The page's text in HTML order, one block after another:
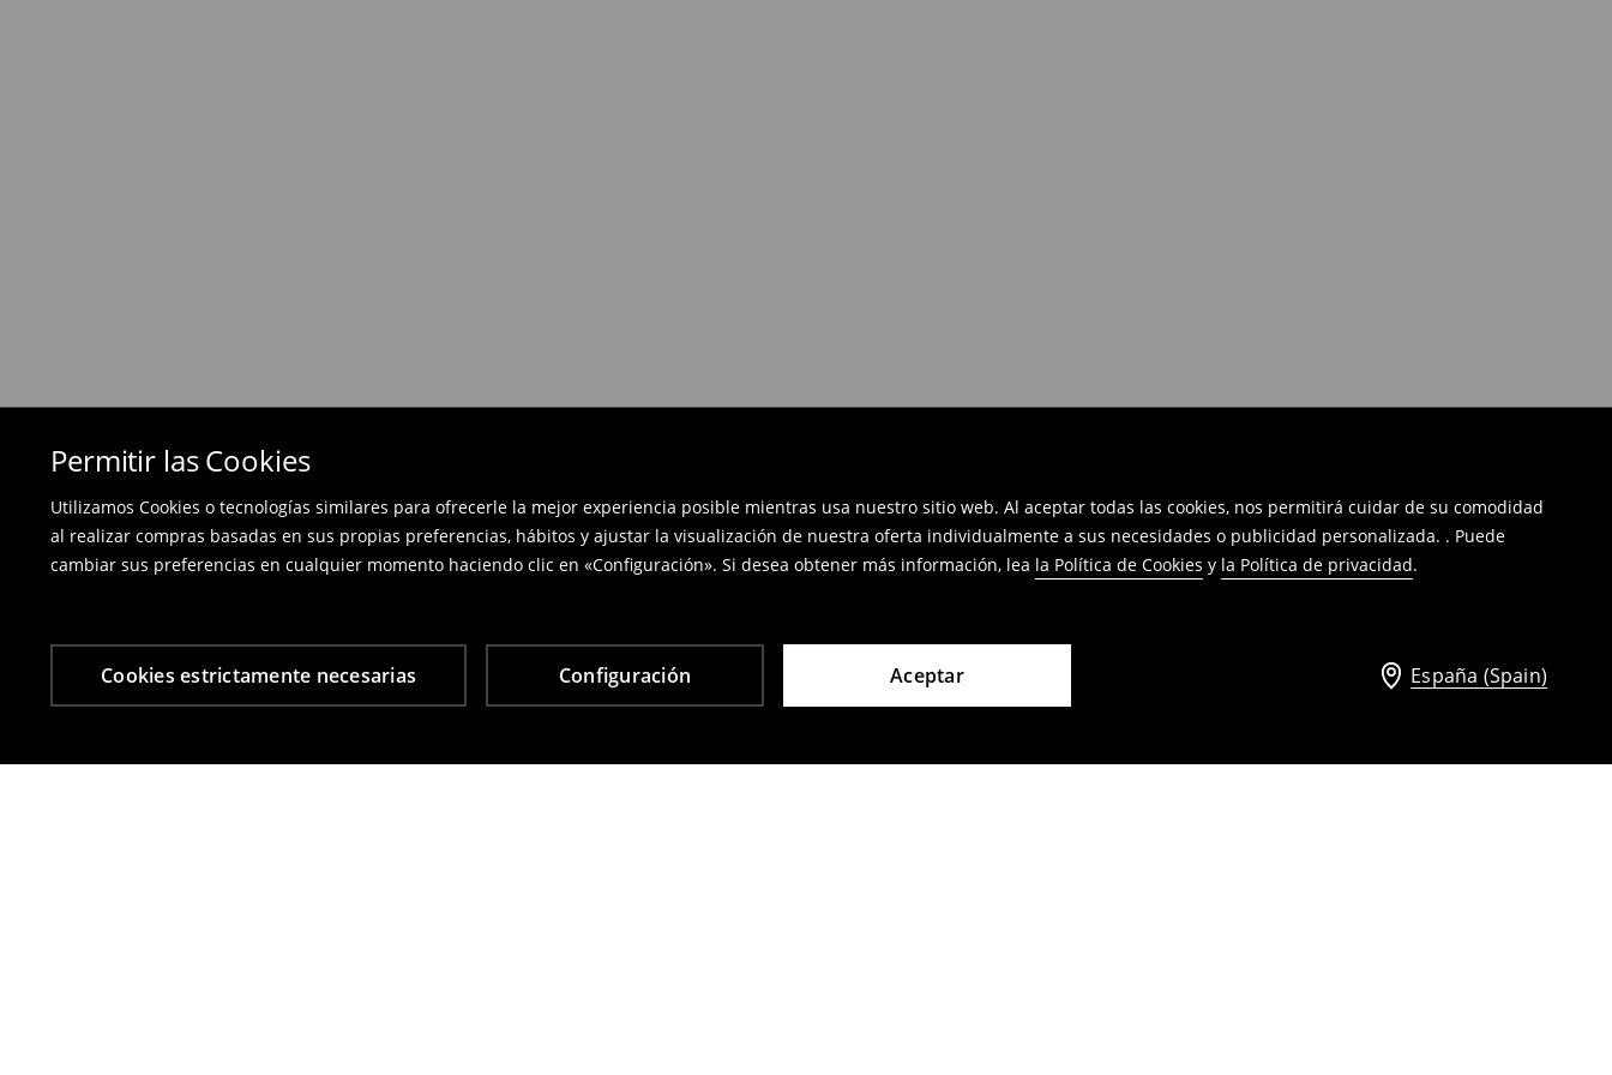
Permitir las Cookies
Utilizamos Cookies o tecnologías similares para ofrecerle la mejor experiencia posible mientras usa nuestro sitio web. Al aceptar todas las cookies, nos permitirá cuidar de su comodidad
al realizar compras basadas en sus propias preferencias, hábitos y ajustar la visualización de nuestra oferta individualmente a sus necesidades o publicidad personalizada. . Puede
cambiar sus preferencias en cualquier momento haciendo clic en «Configuración». Si desea obtener más información, lea la Política de Cookies y la Política de privacidad.
Cookies estrictamente necesarias Configuración Aceptar España (Spain)